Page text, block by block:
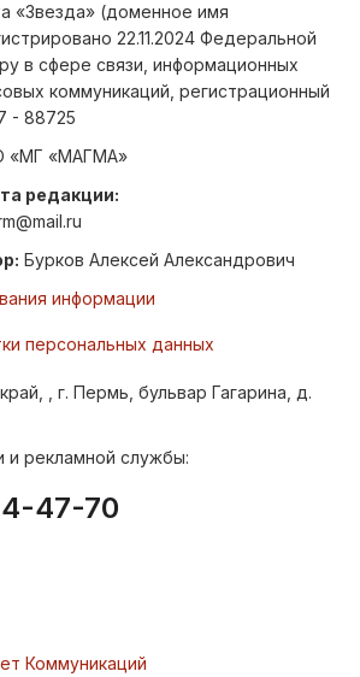
«Звезда» (доменное имя
22.11.2024 Федеральной
в сфере связи, информационных
коммуникаций, регистрационный
- 88725
«МГ «МАГМА»
редакции:
Бурков Алексей Александрович
информации
персональных данных
, г. Пермь, бульвар Гагарина, д.
и рекламной службы:
47-70
Коммуникаций